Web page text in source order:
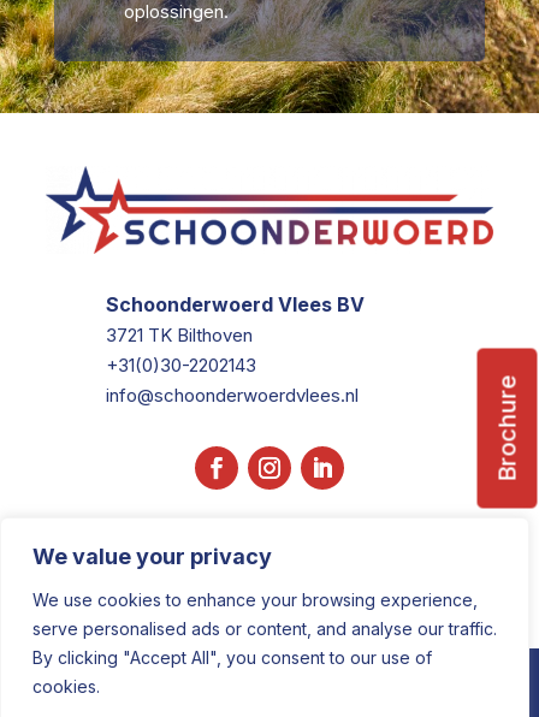
We value your privacy
We use cookies to enhance your browsing experience,
serve personalised ads or content, and analyse our traffic.
By clicking "Accept All", you consent to our use of
cookies.
oplossingen.
Schoonderwoerd Vlees BV
3721 TK Bilthoven
+31(0)30-2202143
info@schoonderwoerdvlees.nl
Brochure